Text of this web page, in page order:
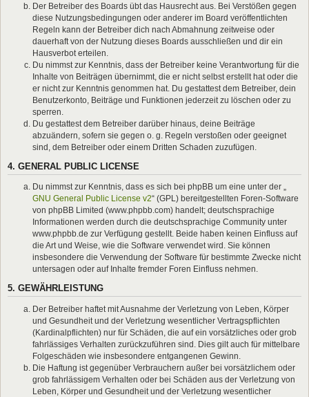
Der Betreiber des Boards übt das Hausrecht aus. Bei Verstößen gegen
diese Nutzungsbedingungen oder anderer im Board veröffentlichten
Regeln kann der Betreiber dich nach Abmahnung zeitweise oder
dauerhaft von der Nutzung dieses Boards ausschließen und dir ein
Hausverbot erteilen.
Du nimmst zur Kenntnis, dass der Betreiber keine Verantwortung für die
Inhalte von Beiträgen übernimmt, die er nicht selbst erstellt hat oder die
er nicht zur Kenntnis genommen hat. Du gestattest dem Betreiber, dein
Benutzerkonto, Beiträge und Funktionen jederzeit zu löschen oder zu
sperren.
Du gestattest dem Betreiber darüber hinaus, deine Beiträge
abzuändern, sofern sie gegen o. g. Regeln verstoßen oder geeignet
sind, dem Betreiber oder einem Dritten Schaden zuzufügen.
4. GENERAL PUBLIC LICENSE
Du nimmst zur Kenntnis, dass es sich bei phpBB um eine unter der „
GNU General Public License v2“ (GPL) bereitgestellten Foren-Software
von phpBB Limited (www.phpbb.com) handelt; deutschsprachige
Informationen werden durch die deutschsprachige Community unter
www.phpbb.de zur Verfügung gestellt. Beide haben keinen Einfluss auf
die Art und Weise, wie die Software verwendet wird. Sie können
insbesondere die Verwendung der Software für bestimmte Zwecke nicht
untersagen oder auf Inhalte fremder Foren Einfluss nehmen.
5. GEWÄHRLEISTUNG
Der Betreiber haftet mit Ausnahme der Verletzung von Leben, Körper
und Gesundheit und der Verletzung wesentlicher Vertragspflichten
(Kardinalpflichten) nur für Schäden, die auf ein vorsätzliches oder grob
fahrlässiges Verhalten zurückzuführen sind. Dies gilt auch für mittelbare
Folgeschäden wie insbesondere entgangenen Gewinn.
Die Haftung ist gegenüber Verbrauchern außer bei vorsätzlichem oder
grob fahrlässigem Verhalten oder bei Schäden aus der Verletzung von
Leben, Körper und Gesundheit und der Verletzung wesentlicher